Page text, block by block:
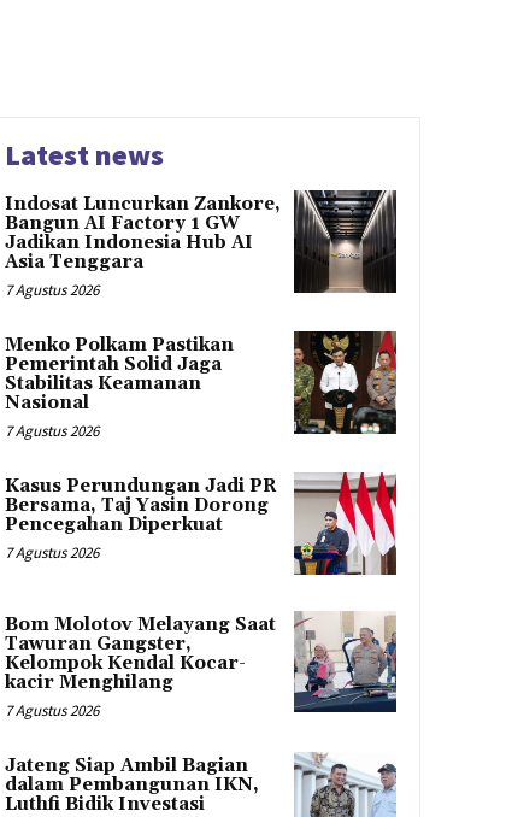
Latest news
Indosat Luncurkan Zankore,
Bangun AI Factory 1 GW
Jadikan Indonesia Hub AI
Asia Tenggara
7 Agustus 2026
Menko Polkam Pastikan
Pemerintah Solid Jaga
Stabilitas Keamanan
Nasional
7 Agustus 2026
Kasus Perundungan Jadi PR
Bersama, Taj Yasin Dorong
Pencegahan Diperkuat
7 Agustus 2026
Bom Molotov Melayang Saat
Tawuran Gangster,
Kelompok Kendal Kocar-
kacir Menghilang
7 Agustus 2026
Jateng Siap Ambil Bagian
dalam Pembangunan IKN,
Luthfi Bidik Investasi